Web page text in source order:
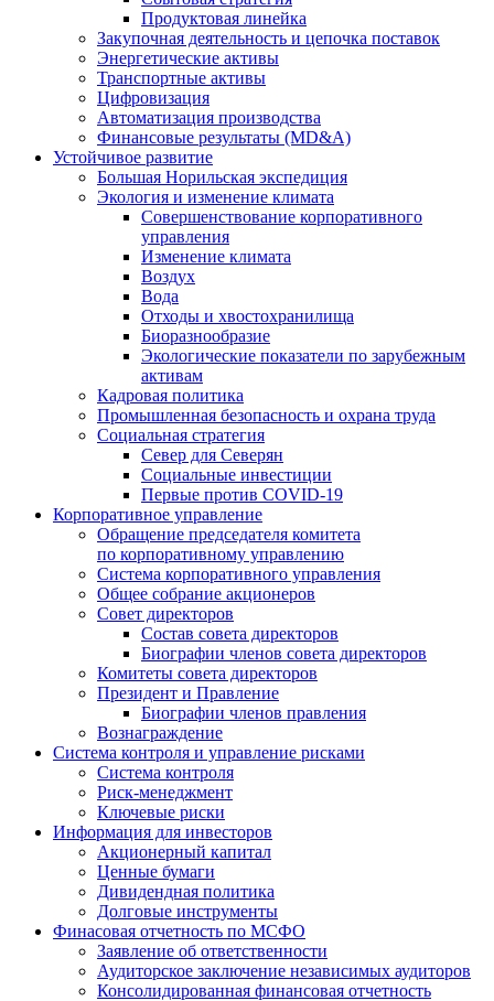
Продуктовая линейка
Закупочная деятельность и цепочка поставок
Энергетические активы
Транспортные активы
Цифровизация
Автоматизация производства
Финансовые результаты (MD&A)
Устойчивое развитие
Большая Норильская экспедиция
Экология и изменение климата
Совершенствование корпоративного
управления
Изменение климата
Воздух
Вода
Отходы и хвостохранилища
Биоразнообразие
Экологические показатели по зарубежным
активам
Кадровая политика
Промышленная безопасность и охрана труда
Социальная стратегия
Север для Северян
Социальные инвестиции
Первые против COVID‑19
Корпоративное управление
Обращение председателя комитета
по корпоративному управлению
Система корпоративного управления
Общее собрание акционеров
Совет директоров
Состав совета директоров
Биографии членов совета директоров
Комитеты совета директоров
Президент и Правление
Биографии членов правления
Вознаграждение
Система контроля и управление рисками
Система контроля
Риск-менеджмент
Ключевые риски
Информация для инвесторов
Акционерный капитал
Ценные бумаги
Дивидендная политика
Долговые инструменты
Финасовая отчетность по МСФО
Заявление об ответственности
Аудиторское заключение независимых аудиторов
Консолидированная финансовая отчетность